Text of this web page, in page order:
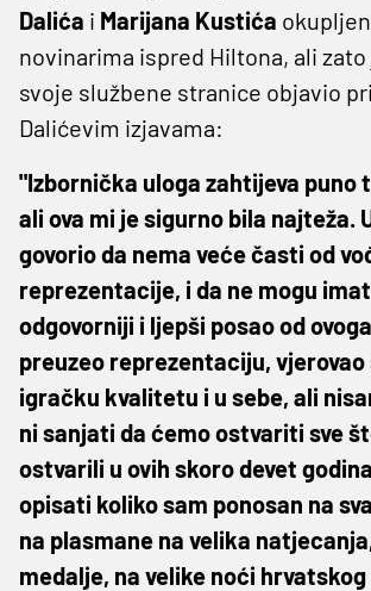
Dalića i Marijana Kustića
novinarima ispred Hiltona, ali zato
svoje službene stranice objavio
Dalićevim izjavama:
"Izbornička uloga zahtijeva puno
ali ova mi je sigurno bila najteža.
govorio da nema veće časti od
reprezentacije, i da ne mogu
odgovorniji i ljepši posao od
preuzeo reprezentaciju, vjerovao
igračku kvalitetu i u sebe, ali
ni sanjati da ćemo ostvariti sve
ostvarili u ovih skoro devet
opisati koliko sam ponosan na
na plasmane na velika
medalje, na velike noći